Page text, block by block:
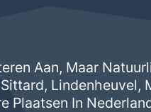
Aan, Maar
Sittard, Lindenheuvel,
Plaatsen In